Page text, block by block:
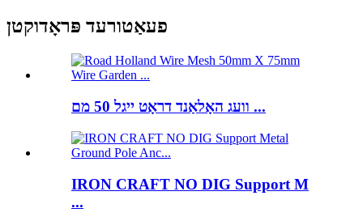
פעאַטורעד פּראָדוקטן
וועג האָלאַנד דראָט ייגל 50 מם ...
IRON CRAFT NO DIG Support M
...